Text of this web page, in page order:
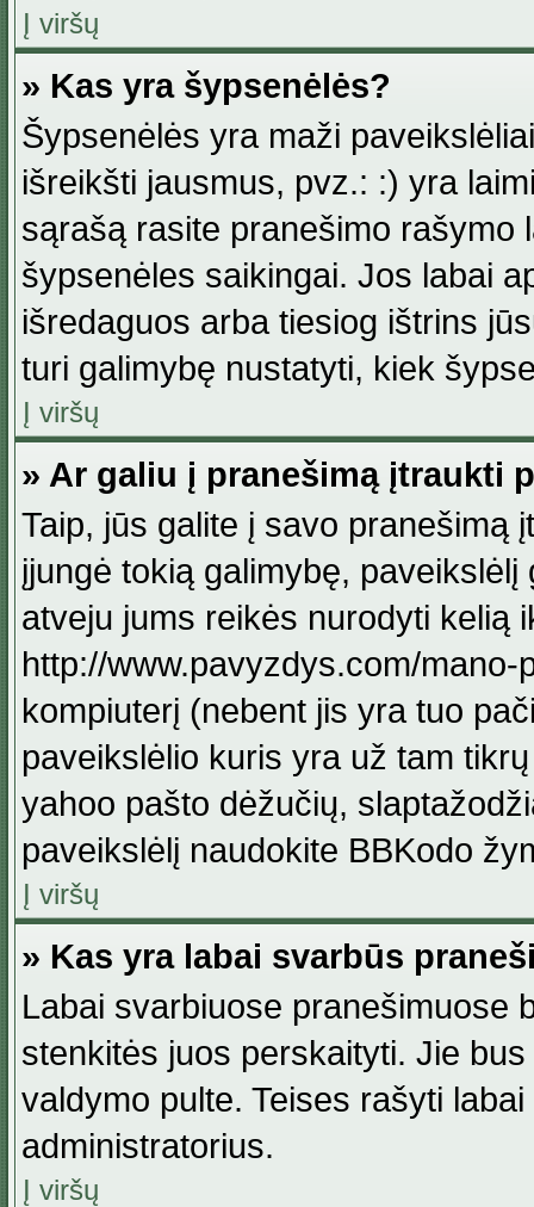
Į viršų
» Kas yra šypsenėlės?
Šypsenėlės yra maži
išreikšti jausmus, pvz.: :) yra
sąrašą rasite pranešimo rašymo
šypsenėles saikingai. Jos labai
išredaguos arba tiesiog ištrins
turi galimybę nustatyti, kiek
Į viršų
» Ar galiu į pranešimą įtraukti
Taip, jūs galite į savo pranešimą
įjungė tokią galimybę,
atveju jums reikės nurodyti kelią
http://www.pavyzdys.com/
kompiuterį (nebent jis yra tuo
paveikslėlio kuris yra už tam
yahoo pašto dėžučių,
paveikslėlį naudokite BBKodo
Į viršų
» Kas yra labai svarbūs
Labai svarbiuose pranešimuose
stenkitės juos perskaityti. Jie
valdymo pulte. Teises rašyti
administratorius.
Į viršų